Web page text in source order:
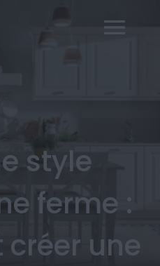
style
ferme :
une